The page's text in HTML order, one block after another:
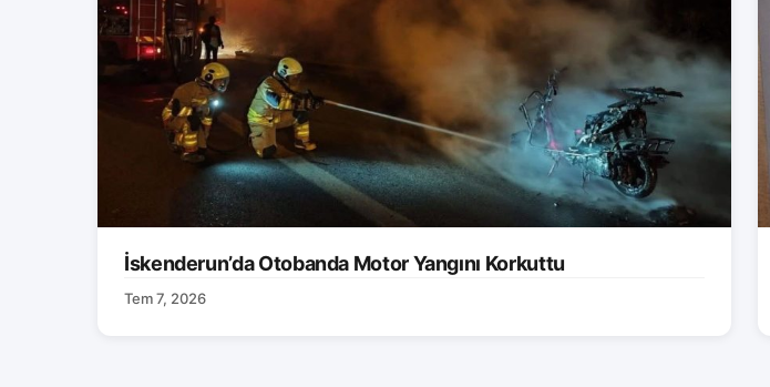
İskenderun’da Otobanda Motor Yangını Korkuttu
Tem 7, 2026